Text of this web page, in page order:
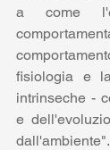
a come
fisiologia e
intrinseche -
e
dall'ambiente".